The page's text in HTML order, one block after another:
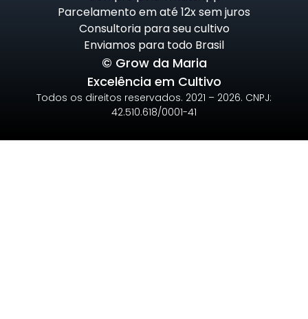
Parcelamento em até 12x sem juros
Consultoria para seu cultivo
Enviamos para todo Brasil
© Grow da Maria
Excelência em Cultivo
Todos os direitos reservados. 2021 – 2026. CNPJ:
42.510.618/0001-41